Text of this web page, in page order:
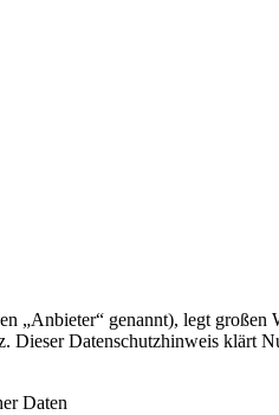
„Anbieter“ genannt), legt
Dieser Datenschutzhinweis
Daten